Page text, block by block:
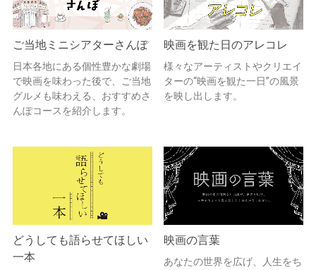
ご当地ミニシアターさんぽ
日本各地にある個性豊かな劇場
で映画を味わった後で、ご当地
グルメも味わえる、おすすめさ
んぽコースを紹介します。
映画を観た日のアレコレ
様々なアーティストやクリエイ
ターの“映画を観た一日”の風景
を映し出します。
どうしても語らせてほしい
一本
映画の言葉
あなたの世界を広げ、人生をち